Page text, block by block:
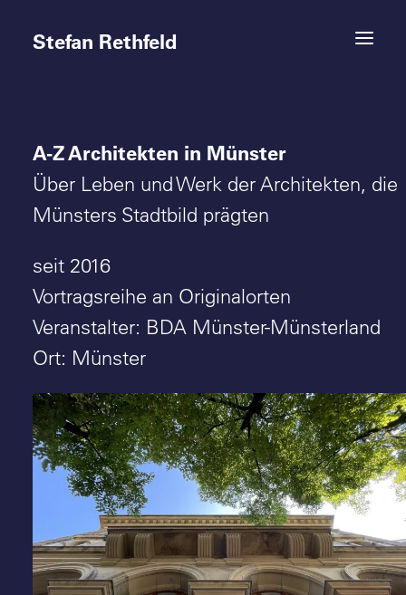
Stefan Rethfeld
Termine
Projekte
Vita
Kontakt
Suche
A-Z Architekten in Münster
Über Leben und Werk der Architekten, die
Münsters Stadtbild prägten
seit 2016
Vortragsreihe an Originalorten
Veranstalter: BDA Münster-Münsterland
Ort: Münster